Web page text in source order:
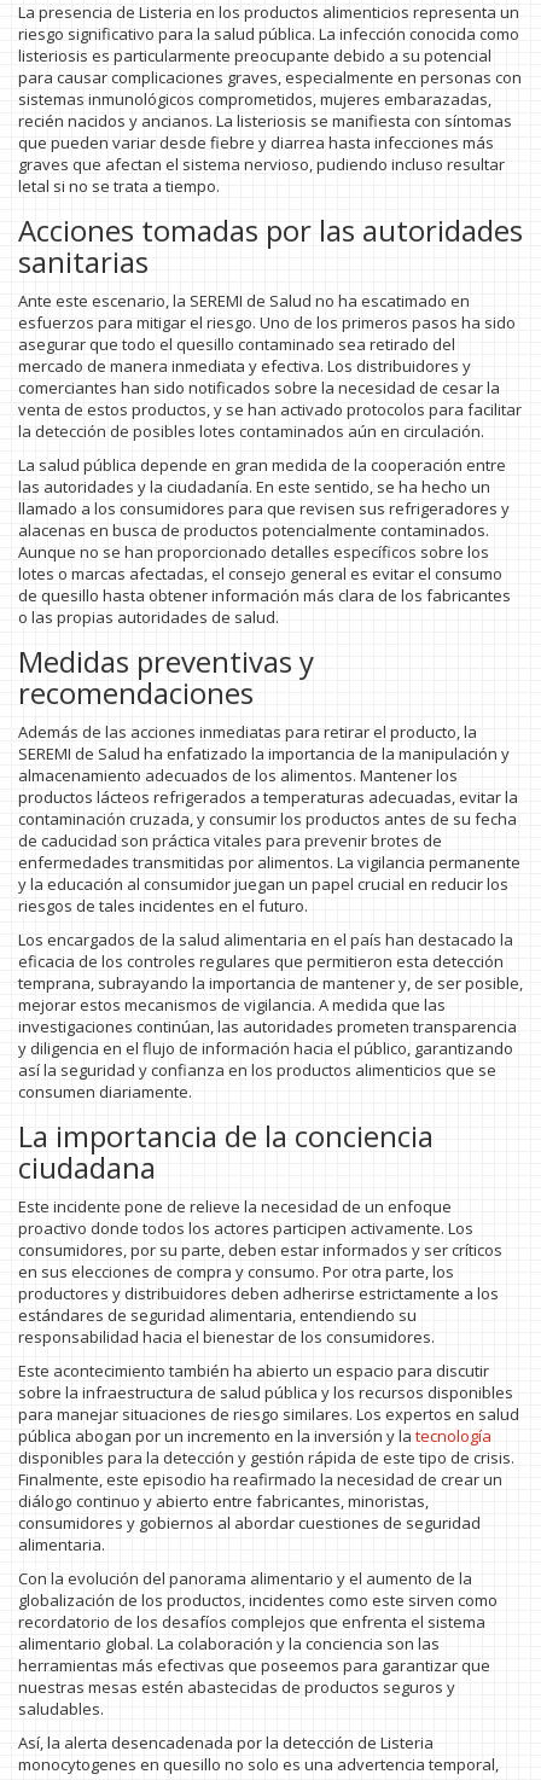
La presencia de Listeria en los productos alimenticios representa un
riesgo significativo para la salud pública. La infección conocida como
listeriosis es particularmente preocupante debido a su potencial
para causar complicaciones graves, especialmente en personas con
sistemas inmunológicos comprometidos, mujeres embarazadas,
recién nacidos y ancianos. La listeriosis se manifiesta con síntomas
que pueden variar desde fiebre y diarrea hasta infecciones más
graves que afectan el sistema nervioso, pudiendo incluso resultar
letal si no se trata a tiempo.
Acciones tomadas por las autoridades
sanitarias
Ante este escenario, la SEREMI de Salud no ha escatimado en
esfuerzos para mitigar el riesgo. Uno de los primeros pasos ha sido
asegurar que todo el quesillo contaminado sea retirado del
mercado de manera inmediata y efectiva. Los distribuidores y
comerciantes han sido notificados sobre la necesidad de cesar la
venta de estos productos, y se han activado protocolos para facilitar
la detección de posibles lotes contaminados aún en circulación.
La salud pública depende en gran medida de la cooperación entre
las autoridades y la ciudadanía. En este sentido, se ha hecho un
llamado a los consumidores para que revisen sus refrigeradores y
alacenas en busca de productos potencialmente contaminados.
Aunque no se han proporcionado detalles específicos sobre los
lotes o marcas afectadas, el consejo general es evitar el consumo
de quesillo hasta obtener información más clara de los fabricantes
o las propias autoridades de salud.
Medidas preventivas y
recomendaciones
Además de las acciones inmediatas para retirar el producto, la
SEREMI de Salud ha enfatizado la importancia de la manipulación y
almacenamiento adecuados de los alimentos. Mantener los
productos lácteos refrigerados a temperaturas adecuadas, evitar la
contaminación cruzada, y consumir los productos antes de su fecha
de caducidad son práctica vitales para prevenir brotes de
enfermedades transmitidas por alimentos. La vigilancia permanente
y la educación al consumidor juegan un papel crucial en reducir los
riesgos de tales incidentes en el futuro.
Los encargados de la salud alimentaria en el país han destacado la
eficacia de los controles regulares que permitieron esta detección
temprana, subrayando la importancia de mantener y, de ser posible,
mejorar estos mecanismos de vigilancia. A medida que las
investigaciones continúan, las autoridades prometen transparencia
y diligencia en el flujo de información hacia el público, garantizando
así la seguridad y confianza en los productos alimenticios que se
consumen diariamente.
La importancia de la conciencia
ciudadana
Este incidente pone de relieve la necesidad de un enfoque
proactivo donde todos los actores participen activamente. Los
consumidores, por su parte, deben estar informados y ser críticos
en sus elecciones de compra y consumo. Por otra parte, los
productores y distribuidores deben adherirse estrictamente a los
estándares de seguridad alimentaria, entendiendo su
responsabilidad hacia el bienestar de los consumidores.
Este acontecimiento también ha abierto un espacio para discutir
sobre la infraestructura de salud pública y los recursos disponibles
para manejar situaciones de riesgo similares. Los expertos en salud
pública abogan por un incremento en la inversión y la tecnología
disponibles para la detección y gestión rápida de este tipo de crisis.
Finalmente, este episodio ha reafirmado la necesidad de crear un
diálogo continuo y abierto entre fabricantes, minoristas,
consumidores y gobiernos al abordar cuestiones de seguridad
alimentaria.
Con la evolución del panorama alimentario y el aumento de la
globalización de los productos, incidentes como este sirven como
recordatorio de los desafíos complejos que enfrenta el sistema
alimentario global. La colaboración y la conciencia son las
herramientas más efectivas que poseemos para garantizar que
nuestras mesas estén abastecidas de productos seguros y
saludables.
Así, la alerta desencadenada por la detección de Listeria
monocytogenes en quesillo no solo es una advertencia temporal,